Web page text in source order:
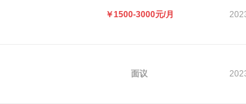
￥1500-3000元/月
面议